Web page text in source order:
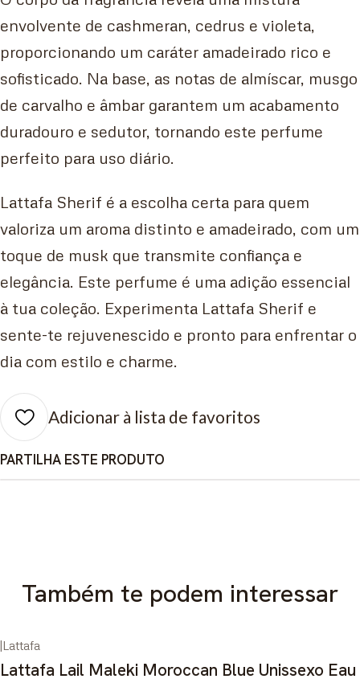
envolvente de cashmeran, cedrus e violeta,
proporcionando um caráter amadeirado rico e
sofisticado. Na base, as notas de almíscar, musgo
de carvalho e âmbar garantem um acabamento
duradouro e sedutor, tornando este perfume
perfeito para uso diário.
Lattafa Sherif é a escolha certa para quem
valoriza um aroma distinto e amadeirado, com um
toque de musk que transmite confiança e
elegância. Este perfume é uma adição essencial
à tua coleção. Experimenta Lattafa Sherif e
sente-te rejuvenescido e pronto para enfrentar o
dia com estilo e charme.
Adicionar à lista de favoritos
PARTILHA ESTE PRODUTO
Também te podem interessar
|Lattafa
Lattafa Lail Maleki Moroccan Blue Unissexo Eau